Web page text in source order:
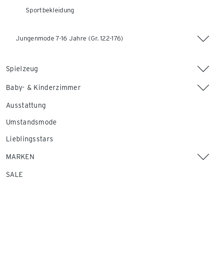
Sportbekleidung
Jungenmode 7-16 Jahre (Gr. 122-176)
Spielzeug
Baby- & Kinderzimmer
Ausstattung
Umstandsmode
Lieblingsstars
MARKEN
SALE